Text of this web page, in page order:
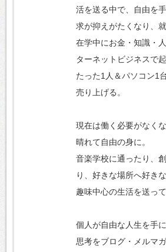
活を送る中で、自由を
求が抑えがたくなり、
在学中にお金・知識・
ターネットビジネスで起
たった1人＆パソコン1
売り上げる。
現在は働く必要がなく
晴れて自由の身に。
音楽学校に通ったり、
り、好きな場所へ好き
趣味中心の生活を送って
個人が自由な人生を手
思考をブログ・メルマガ